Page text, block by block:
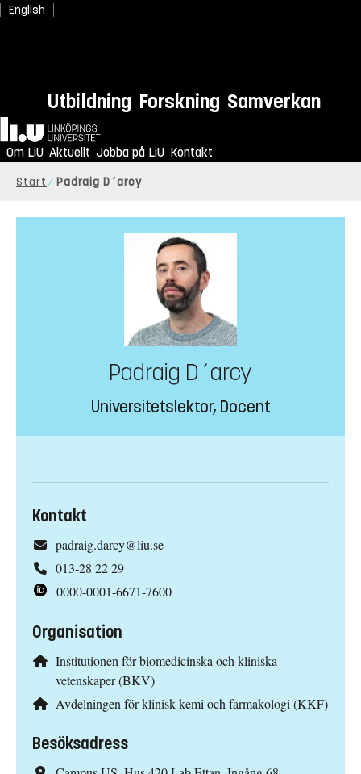
English
Utbildning Forskning Samverkan
Hem
Om LiU Aktuellt Jobba på LiU Kontakt
Start Padraig D´arcy
Padraig D´arcy
Universitetslektor, Docent
Kontakt
padraig.darcy@liu.se
013-28 22 29
0000-0001-6671-7600
Organisation
Institutionen för biomedicinska och kliniska
vetenskaper (BKV)
Avdelningen för klinisk kemi och farmakologi (KKF)
Besöksadress